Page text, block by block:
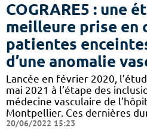
COGRARE5 : une
meilleure prise en
patientes
d’une anomalie
Lancée en février 2020,
mai 2021 à l’étape des
médecine vasculaire de
Montpellier. Ces dernières
20/06/2022 15:23